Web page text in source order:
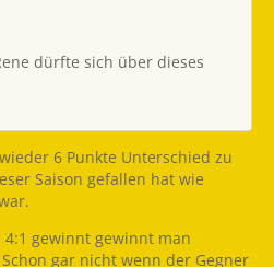
dürfte sich über dieses
6 Punkte Unterschied zu
Saison gefallen hat wie
4:1 gewinnt gewinnt man
gar nicht wenn der Gegner